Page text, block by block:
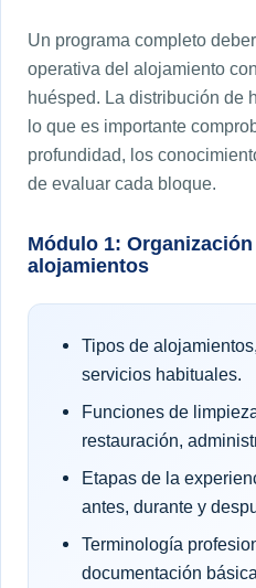
Un programa completo
operativa del alojamiento
huésped. La distribución de
lo que es importante
profundidad, los
de evaluar cada bloque.
Módulo 1:
alojamientos
Tipos de
servicios habituales.
Funciones de
restauración,
Etapas de la
antes, durante y
Terminología
documentación